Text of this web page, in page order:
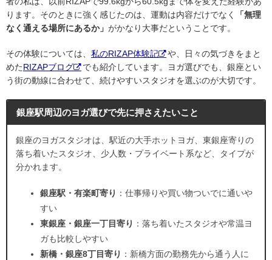
ります。そのときに強く感じたのは、運動は内容だけでなく
「無理
なく通える場所にあるか」 がかなり大事だということです。
その体験については、 私のRIZAP体験記
や、日々の気づきをまと
めたRIZAPブログ
でも紹介しています。ヨガ選びでも、銀座とい
う街の動線に合わせて、続けやすいスタジオを選ぶのが大切です。
銀座駅周辺のヨガ選びで先に押さえたいこと
銀座のヨガスタジオは、駅近の大手ホットヨガ、東銀座寄りの
落ち着いたスタジオ、少人数・プライベート系など、タイプが
分かれます。
銀座駅・有楽町寄り ：仕事帰りや買い物ついでに通いや
すい
東銀座・銀座一丁目寄り ：落ち着いたスタジオや常温ヨ
ガも比較しやすい
新橋・銀座8丁目寄り ：新橋方面の勤務先から通う人に